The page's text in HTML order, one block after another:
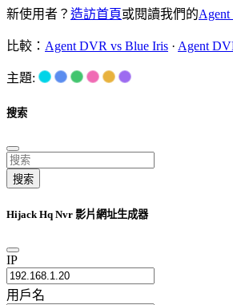
新使用者？ 造訪首頁或閱讀我們的
比較： Agent DVR vs Blue Iris · Agent
主題:
搜索
搜索
Hijack Hq Nvr 影片網址生成器
IP
用戶名